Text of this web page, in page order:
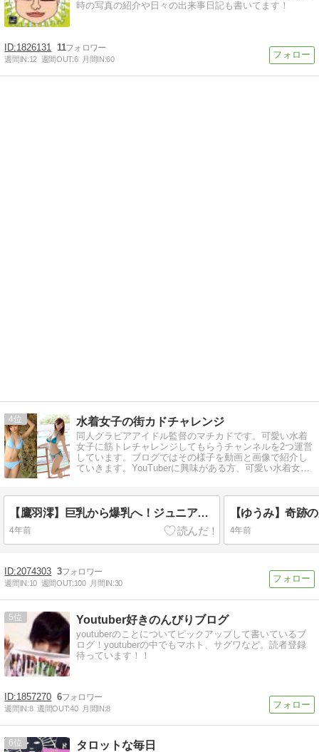
時の写真の紹介や日々の出来事日記も書いてます！
1826131 11
週間IN:12 週間OUT:6 月間IN:60
4 水着女子の街カドチャレンジ
同人グラビアアイドル監督のマチカドです。可愛い水着
女子に筋トレチャレンジしてもらうチャンネルを2つ運営
しています。ブログではその様子を動画と画像で紹介し
ていきます。YouTuberに興味がある方、可愛い水着女子
【鷹羽澪】巨乳から爆乳へ！ジュニアアイドルからグラビアアイドルへ
4年前 4年前
2074303 3
週間IN:10 週間OUT:100 月間IN:30
5 Youtuber好きのんびりブログ
youtuberのことについてピックアップして書いているブ
ログ！youtuberの中でもマホト、サグワなど。読者登録
待っています！！
1857270 6
週間IN:8 週間OUT:40 月間IN:8
6 タロットな毎日